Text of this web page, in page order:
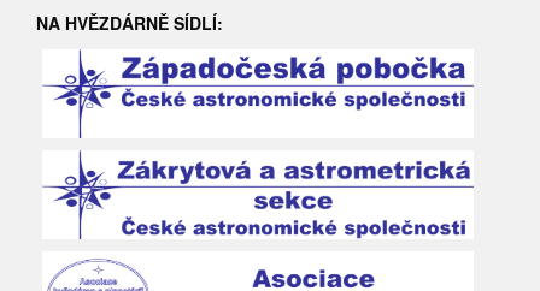
NA HVĚZDÁRNĚ SÍDLÍ: